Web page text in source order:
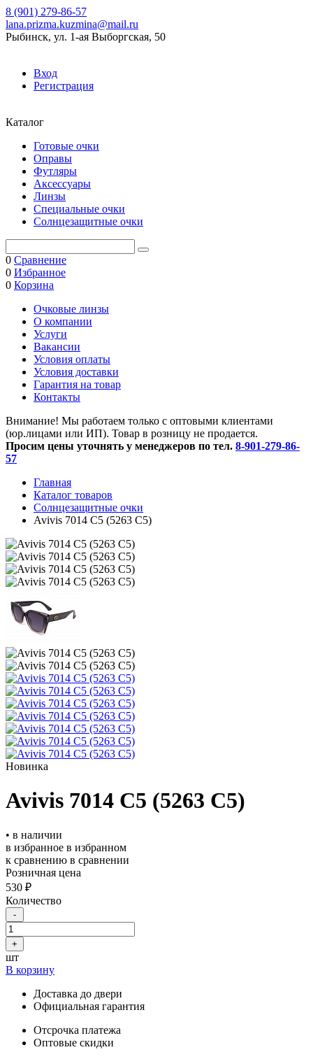
8 (901) 279-86-57
lana.prizma.kuzmina@mail.ru
Рыбинск, ул. 1-ая Выборгская, 50
Вход
Регистрация
Каталог
Готовые очки
Оправы
Футляры
Аксессуары
Линзы
Специальные очки
Солнцезащитные очки
0 Сравнение
0 Избранное
0 Корзина
Очковые линзы
O компании
Услуги
Вакансии
Условия оплаты
Условия доставки
Гарантия на товар
Контакты
Внимание! Мы работаем только с оптовыми клиентами
(юр.лицами или ИП). Товар в розницу не продается.
Просим цены уточнять у менеджеров по тел. 8-901-279-86-
57
Главная
Каталог товаров
Солнцезащитные очки
Avivis 7014 С5 (5263 С5)
Новинка
Avivis 7014 С5 (5263 С5)
• в наличии
в избранное в избранном
к сравнению в сравнении
Розничная цена
530 ₽
Количество
-
+
шт
В корзину
Доставка до двери
Официальная гарантия
Отсрочка платежа
Оптовые скидки